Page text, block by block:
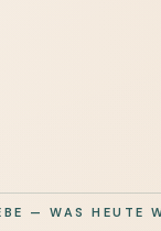
— WAS HEUTE